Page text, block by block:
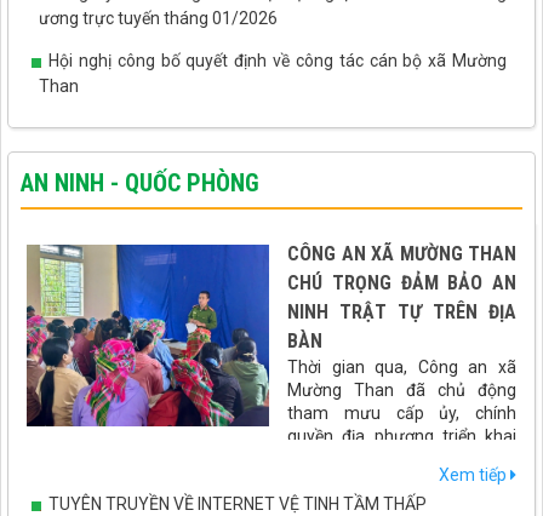
ương trực tuyến tháng 01/2026
Hội nghị công bố quyết định về công tác cán bộ xã Mường
Than
AN NINH - QUỐC PHÒNG
CÔNG AN XÃ MƯỜNG THAN
CHÚ TRỌNG ĐẢM BẢO AN
NINH TRẬT TỰ TRÊN ĐỊA
BÀN
Thời gian qua, Công an xã
Mường Than đã chủ động
tham mưu cấp ủy, chính
quyền địa phương triển khai
đảm trật tự an toàn xã hội, góp phần tạo môi trường ổn định để
phát triển kinh tế - xã hội trên địa bàn.
Xem tiếp
TUYÊN TRUYỀN VỀ INTERNET VỆ TINH TẦM THẤP